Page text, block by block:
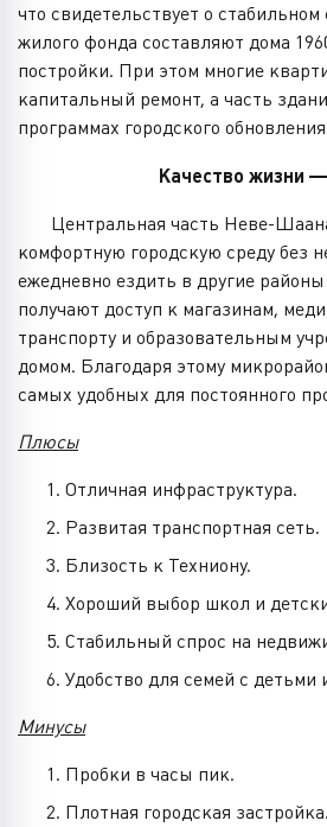
что свидетельствует о
жилого фонда составляют дома
постройки. При этом многие
капитальный ремонт, а часть
программах городского
Качество жизни
Центральная часть Неве-
комфортную городскую среду без
ежедневно ездить в другие
получают доступ к магазинам,
транспорту и образовательным
домом. Благодаря этому
самых удобных для постоянного
Плюсы
Отличная инфраструктура.
Развитая транспортная сеть.
Близость к Техниону.
Хороший выбор школ и
Стабильный спрос на
Удобство для семей с детьми
Минусы
Пробки в часы пик.
Плотная городская застройка.